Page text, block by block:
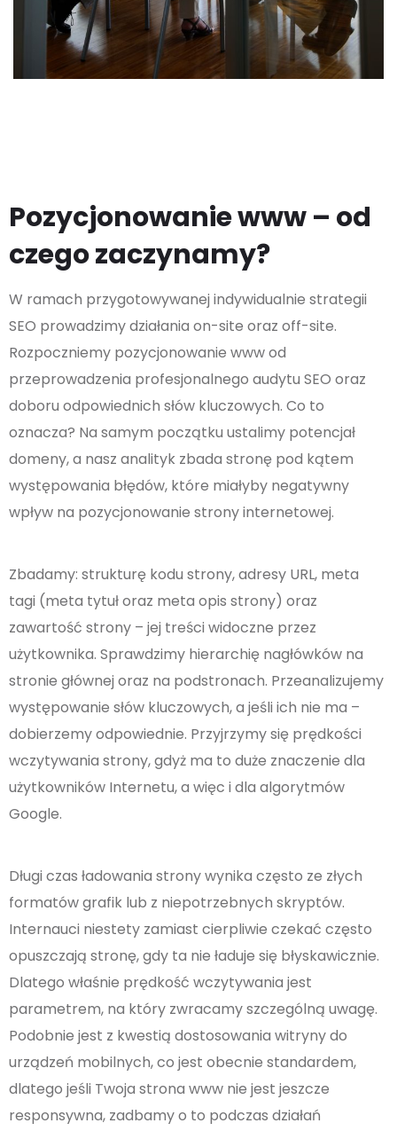
Pozycjonowanie www – od
czego zaczynamy?
W ramach przygotowywanej indywidualnie strategii
SEO prowadzimy działania on-site oraz off-site.
Rozpoczniemy pozycjonowanie www od
przeprowadzenia profesjonalnego audytu SEO oraz
doboru odpowiednich słów kluczowych. Co to
oznacza? Na samym początku ustalimy potencjał
domeny, a nasz analityk zbada stronę pod kątem
występowania błędów, które miałyby negatywny
wpływ na pozycjonowanie strony internetowej.
Zbadamy: strukturę kodu strony, adresy URL, meta
tagi (meta tytuł oraz meta opis strony) oraz
zawartość strony – jej treści widoczne przez
użytkownika. Sprawdzimy hierarchię nagłówków na
stronie głównej oraz na podstronach. Przeanalizujemy
występowanie słów kluczowych, a jeśli ich nie ma –
dobierzemy odpowiednie. Przyjrzymy się prędkości
wczytywania strony, gdyż ma to duże znaczenie dla
użytkowników Internetu, a więc i dla algorytmów
Google.
Długi czas ładowania strony wynika często ze złych
formatów grafik lub z niepotrzebnych skryptów.
Internauci niestety zamiast cierpliwie czekać często
opuszczają stronę, gdy ta nie ładuje się błyskawicznie.
Dlatego właśnie prędkość wczytywania jest
parametrem, na który zwracamy szczególną uwagę.
Podobnie jest z kwestią dostosowania witryny do
urządzeń mobilnych, co jest obecnie standardem,
dlatego jeśli Twoja strona www nie jest jeszcze
responsywna, zadbamy o to podczas działań